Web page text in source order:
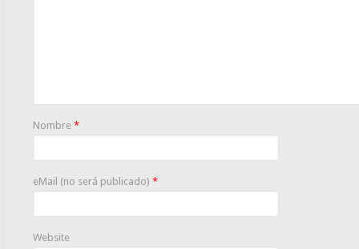
Nombre *
eMail (no será publicado) *
Website